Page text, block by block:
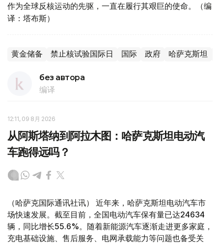
作为全球反核运动的先驱，一直在履行其艰巨的使命。（编
译：塔布斯）
黄金储备 禁止核试验国际日 国际 政府 哈萨克斯坦
без автора
编译
12:11, 09 8月 2026
从阿斯塔纳到阿拉木图：哈萨克斯坦电动汽
车跑得远吗？
（哈萨克国际通讯社讯） 近年来，哈萨克斯坦电动汽车市
场快速发展。截至目前，全国电动汽车保有量已达24634
辆，同比增长55.6%。随着新能源汽车逐渐走进更多家庭，
充电基础设施、售后服务、电网承载能力等问题也备受关